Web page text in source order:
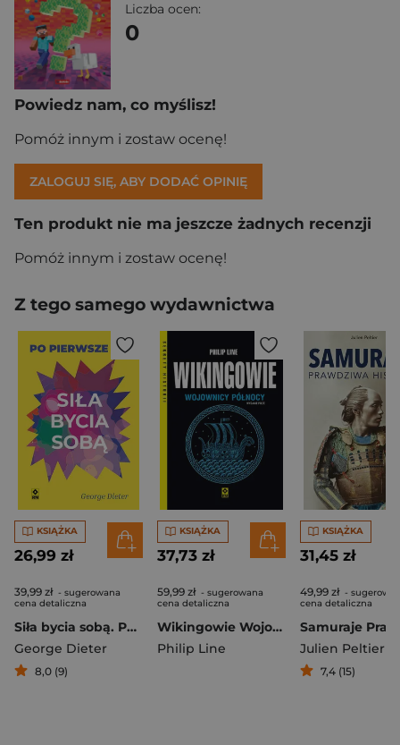
Liczba ocen:
0
Powiedz nam, co myślisz!
Pomóż innym i zostaw ocenę!
ZALOGUJ SIĘ, ABY DODAĆ OPINIĘ
Ten produkt nie ma jeszcze żadnych recenzji
Pomóż innym i zostaw ocenę!
Z tego samego wydawnictwa
KSIĄŻKA
26,99 zł
39,99 zł - sugerowana
cena detaliczna
Siła bycia sobą. Po pierwsze ja
George Dieter
8,0 (9)
KSIĄŻKA
37,73 zł
59,99 zł - sugerowana
cena detaliczna
Wikingowie Wojownicy Północy wyd. 2026
Philip Line
KSIĄŻKA
31,45 zł
49,99 zł -
cena detaliczna
Julien Peltier
7,4 (15)